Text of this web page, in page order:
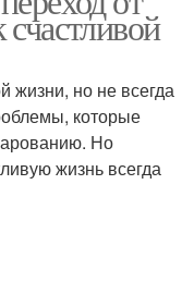
жизни, но не всегда
которые
Но
жизнь всегда